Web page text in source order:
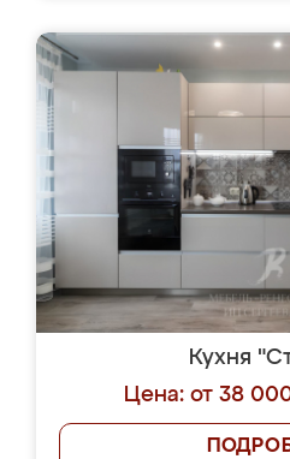
Кухня
Цена: от 38